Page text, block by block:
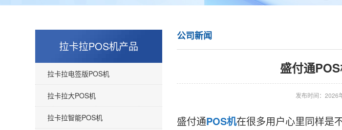
拉卡拉POS机产品
拉卡拉电签版POS机
拉卡拉大POS机
拉卡拉智能POS机
公司新闻
盛付通
发布时间：2026
盛付通POS机在很多用户心里同样是